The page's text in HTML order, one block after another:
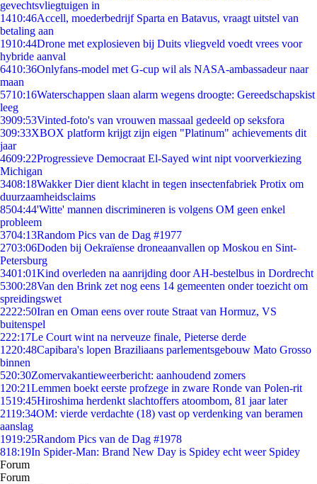
gevechtsvliegtuigen in
1410:46Accell, moederbedrijf Sparta en Batavus, vraagt uitstel van
betaling aan
1910:44Drone met explosieven bij Duits vliegveld voedt vrees voor
hybride aanval
6410:36Onlyfans-model met G-cup wil als NASA-ambassadeur naar
maan
5710:16Waterschappen slaan alarm wegens droogte: Gereedschapskist
leeg
3909:53Vinted-foto's van vrouwen massaal gedeeld op seksfora
309:33XBOX platform krijgt zijn eigen "Platinum" achievements dit
jaar
4609:22Progressieve Democraat El-Sayed wint nipt voorverkiezing
Michigan
3408:18Wakker Dier dient klacht in tegen insectenfabriek Protix om
duurzaamheidsclaims
8504:44'Witte' mannen discrimineren is volgens OM geen enkel
probleem
3704:13Random Pics van de Dag #1977
2703:06Doden bij Oekraïense droneaanvallen op Moskou en Sint-
Petersburg
3401:01Kind overleden na aanrijding door AH-bestelbus in Dordrecht
5300:28Van den Brink zet nog eens 14 gemeenten onder toezicht om
spreidingswet
2222:50Iran en Oman eens over route Straat van Hormuz, VS
buitenspel
222:17Le Court wint na nerveuze finale, Pieterse derde
1220:48Capibara's lopen Braziliaans parlementsgebouw Mato Grosso
binnen
520:30Zomervakantieweerbericht: aanhoudend zomers
1 20:21Lemmen boekt eerste profzege in zware Ronde van Polen-rit
1519:45Hiroshima herdenkt slachtoffers atoombom, 81 jaar later
2119:34OM: vierde verdachte (18) vast op verdenking van beramen
aanslag
1919:25Random Pics van de Dag #1978
818:19In Spider-Man: Brand New Day is Spidey echt weer Spidey
Forum
Forum